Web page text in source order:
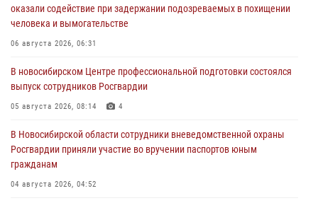
оказали содействие при задержании подозреваемых в похищении
человека и вымогательстве
06 августа 2026, 06:31
В новосибирском Центре профессиональной подготовки состоялся
выпуск сотрудников Росгвардии
05 августа 2026, 08:14 4
В Новосибирской области сотрудники вневедомственной охраны
Росгвардии приняли участие во вручении паспортов юным
гражданам
04 августа 2026, 04:52